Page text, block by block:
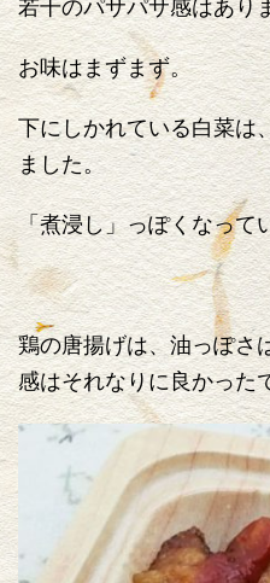
若干のパサパサ感はあり
お味はまずまず。
下にしかれている白菜は
ました。
「煮浸し」っぽくなって
鶏の唐揚げは、油っぽさ
感はそれなりに良かった